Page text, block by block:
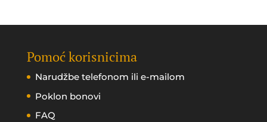
Pomoć korisnicima
Narudžbe telefonom ili e-mailom
Poklon bonovi
FAQ